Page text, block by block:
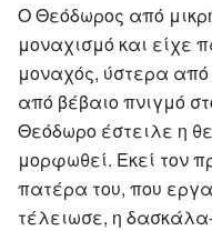
Ο Θεόδωρος από
μοναχισμό και είχε
μοναχός, ύστερα από
από βέβαιο πνιγμό
Θεόδωρο έστειλε η
μορφωθεί. Εκεί τον
πατέρα του, που
τέλειωσε, η